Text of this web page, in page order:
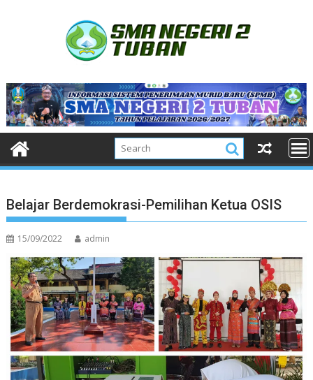
Belajar Berdemokrasi-Pemilihan Ketua OSIS
15/09/2022 admin